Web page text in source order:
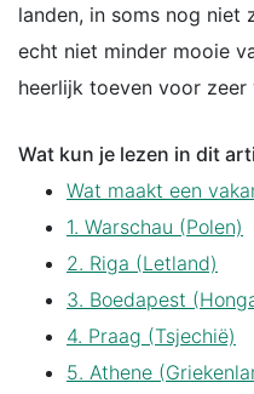
landen, in soms nog niet
echt niet minder mooie
heerlijk toeven voor
Wat kun je lezen in dit
Wat maakt een
1. Warschau (Polen)
2. Riga (Letland)
3. Boedapest
4. Praag (Tsjechië)
5. Athene